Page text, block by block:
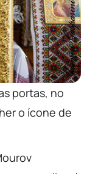
portas, no
o ícone de